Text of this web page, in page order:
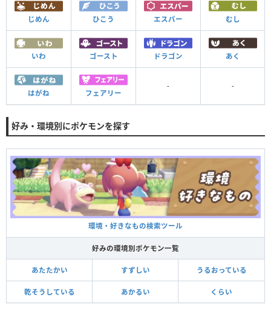
じめん ひこう エスパー むし
いわ ゴースト ドラゴン あく
はがね フェアリー
- -
好み・環境別にポケモンを探す
環境・好きなもの検索ツール
好みの環境別ポケモン一覧
あたたかい すずしい うるおっている
乾そうしている あかるい くらい